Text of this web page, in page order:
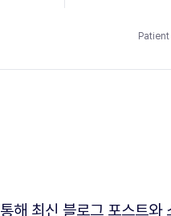
해 최신 블로그 포스트와